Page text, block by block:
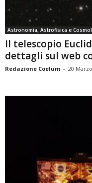
Astronomia, Astrofisica e
Il telescopio
dettagli sul web
Redazione Coelum - 20